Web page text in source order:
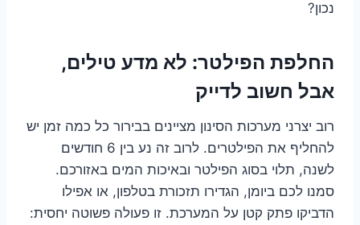
נכון?
החלפת הפילטר: לא מדע טילים,
אבל חשוב לדייק
רוב יצרני מערכות הסינון מציינים בבירור כל כמה זמן יש
להחליף את הפילטרים. לרוב זה נע בין 6 חודשים
לשנה, תלוי בסוג הפילטר ובאיכות המים באזורכם.
סמנו לכם ביומן, הגדירו תזכורת בטלפון, או אפילו
הדביקו פתק קטן על המערכת. זו פעולה פשוטה יחסית: